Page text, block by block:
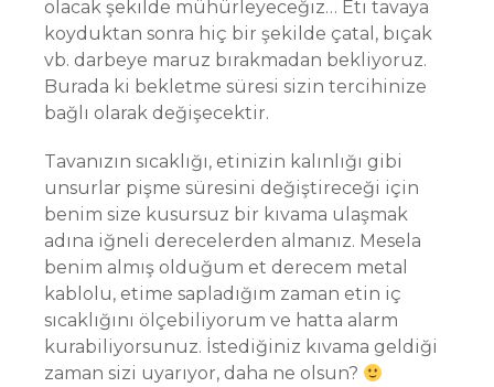
olacak şekilde mühürleyeceğiz… Eti tavaya
koyduktan sonra hiç bir şekilde çatal, bıçak
vb. darbeye maruz bırakmadan bekliyoruz.
Burada ki bekletme süresi sizin tercihinize
bağlı olarak değişecektir.
Tavanızın sıcaklığı, etinizin kalınlığı gibi
unsurlar pişme süresini değiştireceği için
benim size kusursuz bir kıvama ulaşmak
adına iğneli derecelerden almanız. Mesela
benim almış olduğum et derecem metal
kablolu, etime sapladığım zaman etin iç
sıcaklığını ölçebiliyorum ve hatta alarm
kurabiliyorsunuz. İstediğiniz kıvama geldiği
zaman sizi uyarıyor, daha ne olsun?